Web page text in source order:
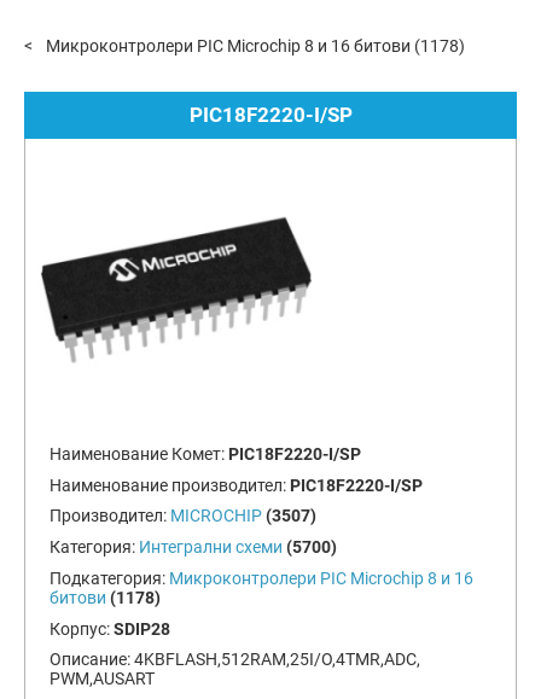
Микроконтролери PIC Microchip 8 и 16 битови (1178)
PIC18F2220-I/SP
Наименование Комет: PIC18F2220-I/SP
Наименование производител: PIC18F2220-I/SP
Производител: MICROCHIP (3507)
Категория: Интегрални схеми (5700)
Подкатегория: Микроконтролери PIC Microchip 8 и 16
битови (1178)
Корпус:SDIP28
Описание:4KBFLASH,512RAM,25I/O,4TMR,ADC,
PWM,AUSART